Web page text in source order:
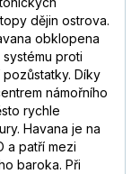
dějin ostrova.
obklopena
proti
Díky
námořního
rychle
Havana je na
a patří mezi
baroka. Při